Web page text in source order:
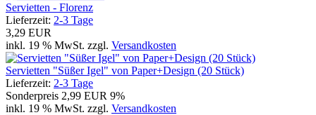
Servietten - Florenz
Lieferzeit: 2-3 Tage
3,29 EUR
inkl. 19 % MwSt. zzgl. Versandkosten
Servietten "Süßer Igel" von Paper+Design (20 Stück)
Lieferzeit: 2-3 Tage
Sonderpreis 2,99 EUR 9%
inkl. 19 % MwSt. zzgl. Versandkosten